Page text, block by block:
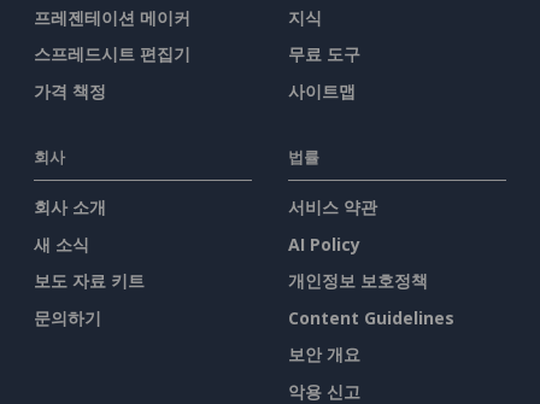
프레젠테이션 메이커
스프레드시트 편집기
가격 책정
지식
무료 도구
사이트맵
회사
회사 소개
새 소식
보도 자료 키트
문의하기
법률
서비스 약관
AI Policy
개인정보 보호정책
Content Guidelines
보안 개요
악용 신고